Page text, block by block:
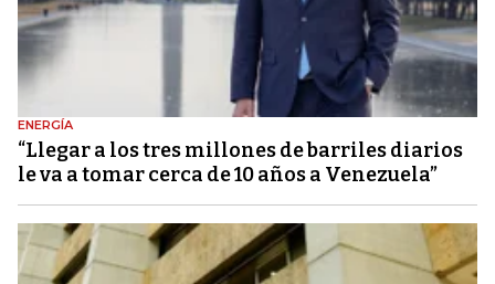
ENERGÍA
“Llegar a los tres millones de barriles diarios
le va a tomar cerca de 10 años a Venezuela”